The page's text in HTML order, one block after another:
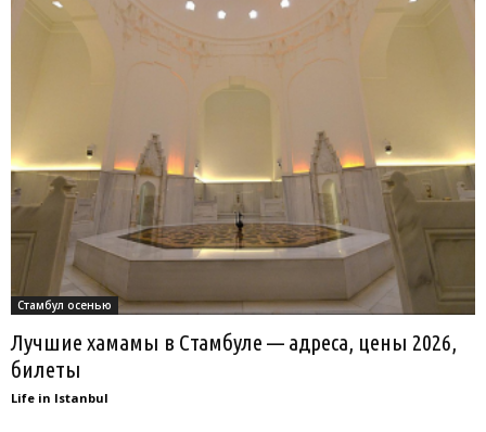
Стамбул осенью
Лучшие хамамы в Стамбуле — адреса, цены 2026,
билеты
Life in Istanbul